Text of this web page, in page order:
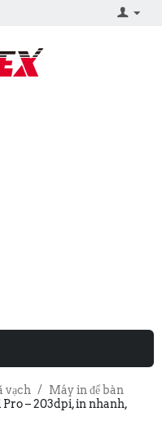
vạch /
Máy in để bàn
– 203dpi, in nhanh,